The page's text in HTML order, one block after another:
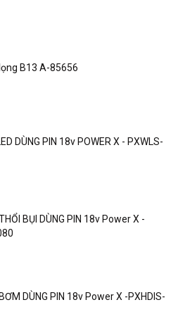
B13 A-85656
DÙNG PIN 18v POWER X - PXWLS-
BỤI DÙNG PIN 18v Power X -
DÙNG PIN 18v Power X -PXHDIS-